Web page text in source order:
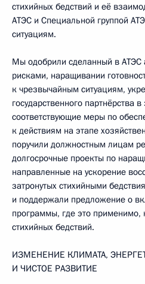
стихийных бедствий и её
АТЭС и Специальной группой
ситуациям.
Мы одобрили сделанный в АТЭС
рисками, наращивании
к чрезвычайным ситуациям,
государственного партнёрства
соответствующие меры по
к действиям на этапе
поручили должностным лицам
долгосрочные проекты по
направленные на ускорение
затронутых стихийными
и поддержали предложение о
программы, где это применимо,
стихийных бедствий.
ИЗМЕНЕНИЕ КЛИМАТА,
И ЧИСТОЕ РАЗВИТИЕ